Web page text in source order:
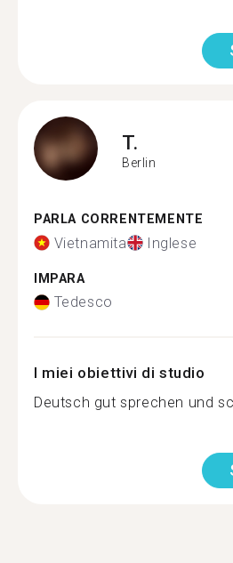
T.
Berlin
PARLA CORRENTEMENTE
Vietnamita Inglese
IMPARA
Tedesco
I miei obiettivi di studio
Deutsch gut sprechen und